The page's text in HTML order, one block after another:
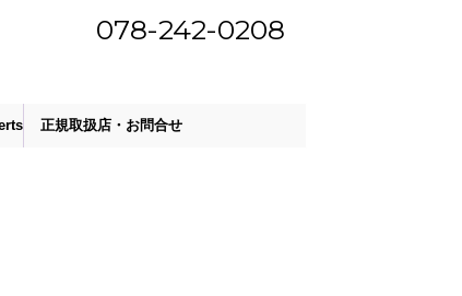
078-242-0208
正規取扱店・お問合せ